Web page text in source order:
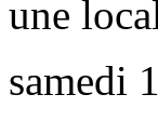
une
samedi